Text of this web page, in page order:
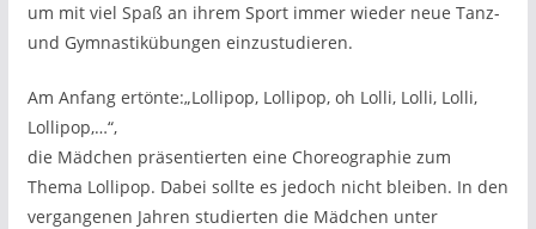
um mit viel Spaß an ihrem Sport immer wieder neue Tanz-
und Gymnastikübungen einzustudieren.
Am Anfang ertönte:„Lollipop, Lollipop, oh Lolli, Lolli, Lolli,
Lollipop,…“,
die Mädchen präsentierten eine Choreographie zum
Thema Lollipop. Dabei sollte es jedoch nicht bleiben. In den
vergangenen Jahren studierten die Mädchen unter